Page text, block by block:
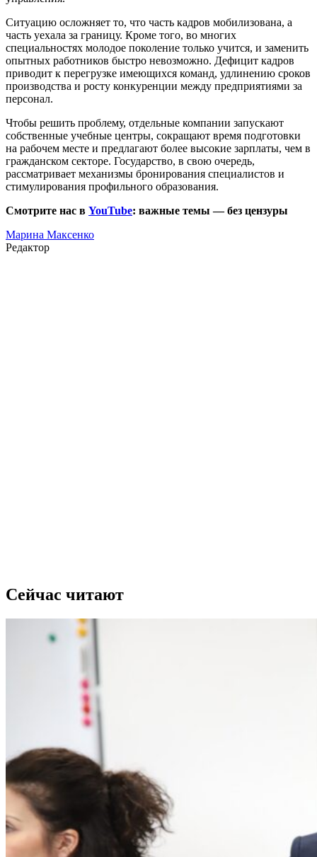
Ситуацию осложняет то, что часть кадров мобилизована, а
часть уехала за границу. Кроме того, во многих
специальностях молодое поколение только учится, и заменить
опытных работников быстро невозможно. Дефицит кадров
приводит к перегрузке имеющихся команд, удлинению сроков
производства и росту конкуренции между предприятиями за
персонал.
Чтобы решить проблему, отдельные компании запускают
собственные учебные центры, сокращают время подготовки
на рабочем месте и предлагают более высокие зарплаты, чем в
гражданском секторе. Государство, в свою очередь,
рассматривает механизмы бронирования специалистов и
стимулирования профильного образования.
Смотрите нас в YouTube: важные темы — без цензуры
Марина Максенко
Редактор
Сейчас читают